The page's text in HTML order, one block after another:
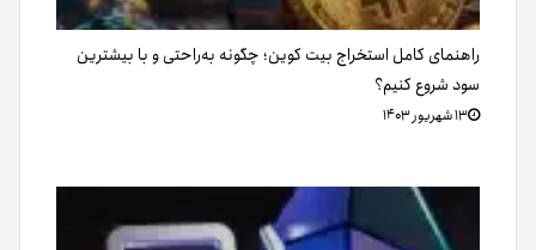
راهنمای کامل استخراج بیت کوین؛ چگونه به‌راحتی و با بیشترین
سود شروع کنیم؟
۱۳ شهریور ۱۴۰۳